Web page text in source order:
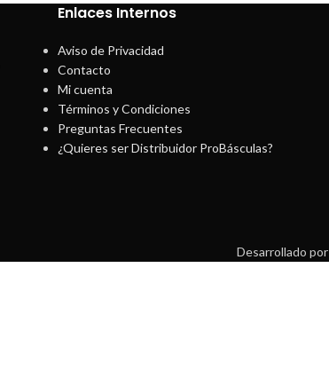
Enlaces Internos
Aviso de Privacidad
Contacto
Mi cuenta
Términos y Condiciones
Preguntas Frecuentes
¿Quieres ser Distribuidor ProBásculas?
Desarrollado por